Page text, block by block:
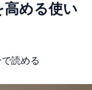
高める使い
読める